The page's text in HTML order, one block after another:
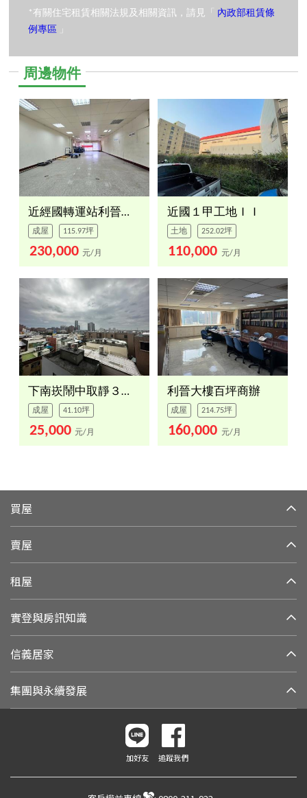
*有關住宅租賃相關法規及相關資訊，請見「 內政部租賃條
例專區 」
周邊物件
近經國轉運站利晉大樓店面
成屋 115.97坪
230,000 元/月
近國１甲工地ＩＩ
土地 252.02坪
110,000 元/月
下南崁鬧中取靜３房車位
成屋 41.10坪
25,000 元/月
利晉大樓百坪商辦
成屋 214.75坪
160,000 元/月
買屋
賣屋
租屋
實登與房訊知識
信義居家
集團與永續發展
加好友 追蹤我們